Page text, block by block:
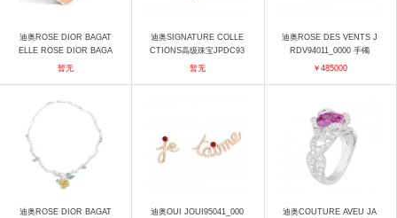
迪奥ROSE DIOR BAGAT
ELLE ROSE DIOR BAGA
TELLE 750/1000玫瑰金戒
暂无
迪奥SIGNATURE COLLE
CTIONS高级珠宝JPDC93
081 戒指
暂无
迪奥ROSE DES VENTS J
RDV94011_0000 手镯
￥485000
迪奥ROSE DIOR BAGAT
迪奥OUI JOUI95041_000
迪奥COUTURE AVEU JA